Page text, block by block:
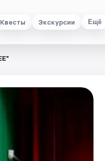
Квесты Экскурсии Ещё